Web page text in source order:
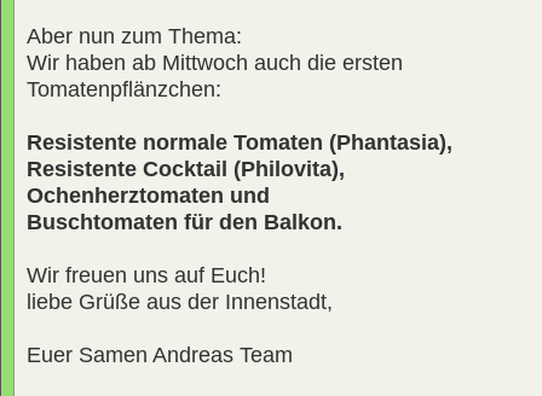
Aber nun zum Thema:
Wir haben ab Mittwoch auch die ersten
Tomatenpflänzchen:
Resistente normale Tomaten (Phantasia),
Resistente Cocktail (Philovita),
Ochenherztomaten und
Buschtomaten für den Balkon.
Wir freuen uns auf Euch!
liebe Grüße aus der Innenstadt,
Euer Samen Andreas Team